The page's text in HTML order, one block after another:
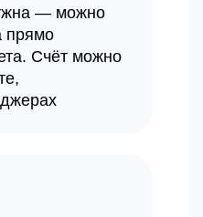
— можно
прямо
Счёт можно